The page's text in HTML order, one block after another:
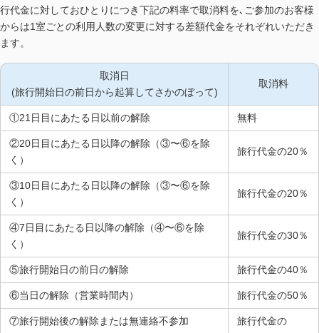
行代金に対しておひとりにつき下記の料率で取消料を､ご参加のお客様
からは1室ごとの利用人数の変更に対する差額代金をそれぞれいただき
ます。
取消日
(旅行開始日の前日から起算してさかのぼって)
取消料
①21日目にあたる日以前の解除 無料
②20日目にあたる日以降の解除（③〜⑥を除
く）
旅行代金の20％
③10日目にあたる日以降の解除（③〜⑥を除
く）
旅行代金の20％
④7日目にあたる日以降の解除（④〜⑥を除
く）
旅行代金の30％
⑤旅行開始日の前日の解除 旅行代金の40％
⑥当日の解除（営業時間内） 旅行代金の50％
⑦旅行開始後の解除または無連絡不参加
旅行代金の